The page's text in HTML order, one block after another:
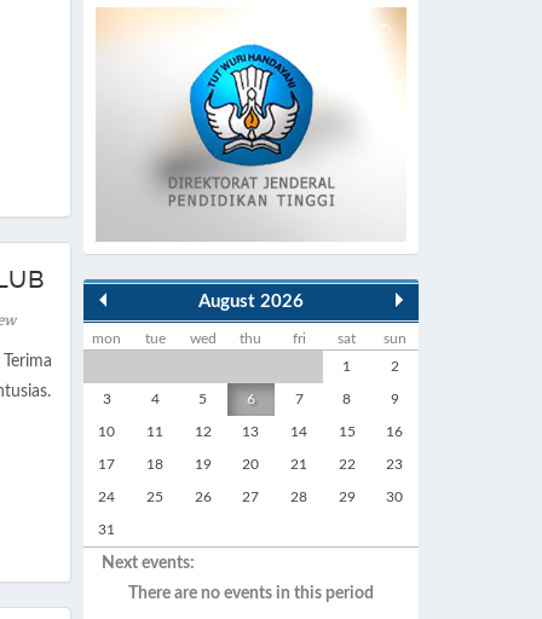
August 2026
mon tue wed thu fri sat
sun
1
2
3 4 5 6 7 8 9
10 11 12 13 14 15 16
17 18 19 20 21 22 23
24 25 26 27 28 29 30
31
Next events:
There are no events in this period